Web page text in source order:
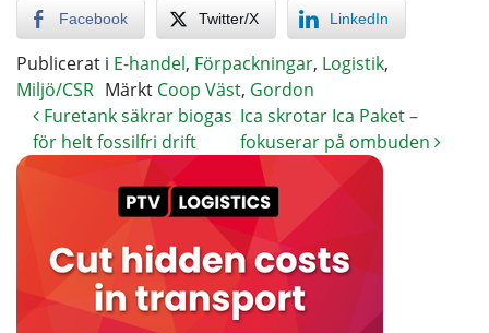
Facebook Twitter/X LinkedIn
Publicerat i E-handel, Förpackningar, Logistik,
Miljö/CSR Märkt Coop Väst, Gordon
Furetank säkrar biogas
för helt fossilfri drift
Ica skrotar Ica Paket –
fokuserar på ombuden